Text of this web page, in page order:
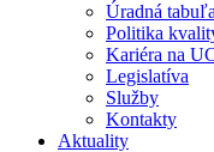
Úradná tabuľa
Politika
Kariéra na
Legislatíva
Služby
Kontakty
Aktuality